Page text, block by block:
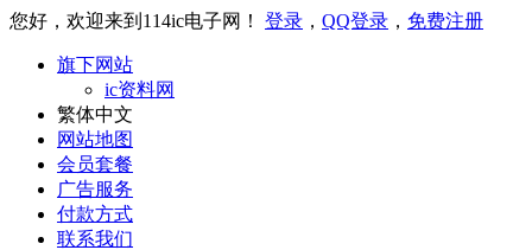
您好，欢迎来到114ic电子网！ 登录 ， QQ登录 ， 免费注册
旗下网站
ic资料网
繁体中文
网站地图
会员套餐
广告服务
付款方式
联系我们